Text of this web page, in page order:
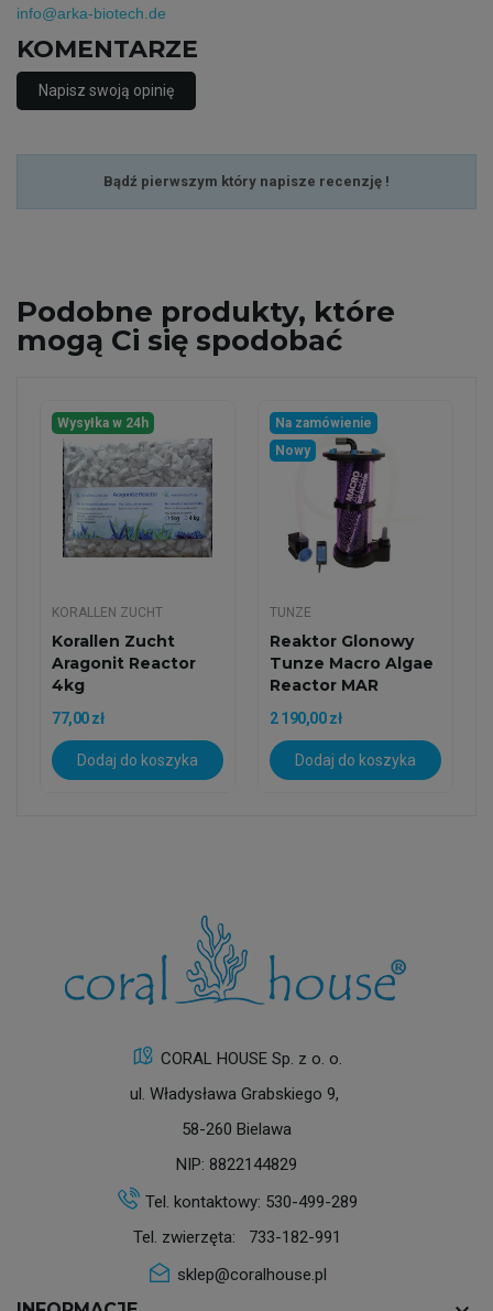
info@arka-biotech.de
KOMENTARZE
Napisz swoją opinię
Bądź pierwszym który napisze recenzję !
Podobne produkty, które
mogą Ci się spodobać
Wysyłka w 24h
KORALLEN ZUCHT
Korallen Zucht
Aragonit Reactor
4kg
77,00 zł
Dodaj do koszyka
Na zamówienie
Nowy
TUNZE
Reaktor Glonowy
Tunze Macro Algae
Reactor MAR
3181.000
2 190,00 zł
Dodaj do koszyka
CORAL HOUSE Sp. z o. o.
ul. Władysława Grabskiego 9,
58-260 Bielawa
NIP: 8822144829
Tel. kontaktowy: 530-499-289
Tel. zwierzęta: 733-182-991
sklep@coralhouse.pl